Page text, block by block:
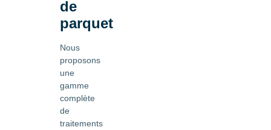
de
parquet
Nous
proposons
une
gamme
complète
de
traitements